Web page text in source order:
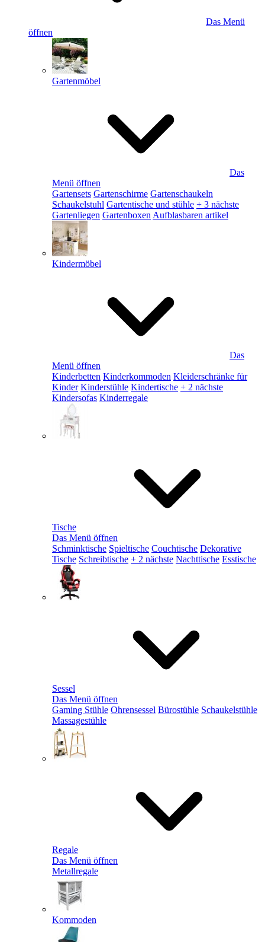
Das Menü
öffnen
Gartenmöbel
Das
Menü öffnen
Gartensets Gartenschirme Gartenschaukeln
Schaukelstuhl Gartentische und stühle + 3 nächste
Gartenliegen Gartenboxen Aufblasbaren artikel
Kindermöbel
Das
Menü öffnen
Kinderbetten Kinderkommoden Kleiderschränke für
Kinder Kinderstühle Kindertische + 2 nächste
Kindersofas Kinderregale
Tische
Das Menü öffnen
Schminktische Spieltische Couchtische Dekorative
Tische Schreibtische + 2 nächste Nachttische Esstische
Sessel
Das Menü öffnen
Gaming Stühle Ohrensessel Bürostühle Schaukelstühle
Massagestühle
Regale
Das Menü öffnen
Metallregale
Kommoden